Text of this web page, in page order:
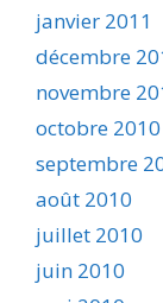
janvier 2011
décembre
novembre
octobre 2010
septembre
août 2010
juillet 2010
juin 2010